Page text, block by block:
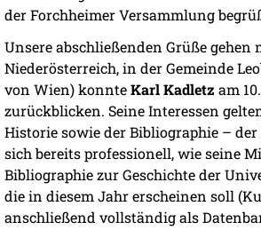
der Forchheimer Versammlung
Unsere abschließenden Grüße gehen
Niederösterreich, in der Gemeinde
von Wien) konnteKarl Kadletz am
zurückblicken. Seine Interessen
Historie sowie der Bibliographie –
sich bereits professionell, wie seine
Bibliographie zur Geschichte der
die in diesem Jahr erscheinen soll
anschließend vollständig als